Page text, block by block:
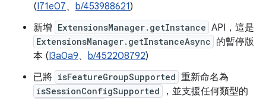
(I71e07、 b/453988621)
新增 ExtensionsManager.getInstance API，這是
ExtensionsManager.getInstanceAsync 的暫停版
本 (I3a0a9、 b/452208792)
已將 isFeatureGroupSupported 重新命名為
isSessionConfigSupported ，並支援任何類型的